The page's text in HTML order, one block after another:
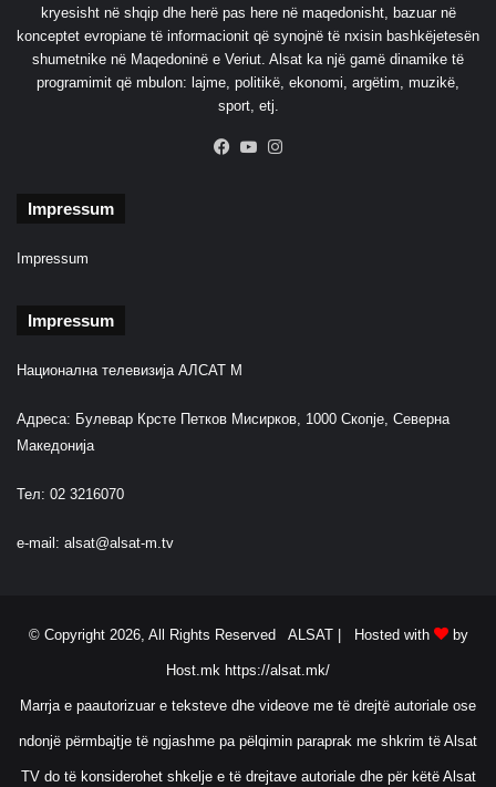
kryesisht në shqip dhe herë pas here në maqedonisht, bazuar në
konceptet evropiane të informacionit që synojnë të nxisin bashkëjetesën
shumetnike në Maqedoninë e Veriut. Alsat ka një gamë dinamike të
programimit që mbulon: lajme, politikë, ekonomi, argëtim, muzikë,
sport, etj.
Facebook
YouTube
Impressum
Impressum
Impressum
Национална телевизија АЛСАТ М
Адреса: Булевар Крсте Петков Мисирков, 1000 Скопје, Северна
Македонија
Тел: 02 3216070
e-mail: alsat@alsat-m.tv
© Copyright 2026, All Rights Reserved ALSAT | Hosted with by
Host.mk https://alsat.mk/
Marrja e paautorizuar e teksteve dhe videove me të drejtë autoriale ose
ndonjë përmbajtje të ngjashme pa pëlqimin paraprak me shkrim të Alsat
TV do të konsiderohet shkelje e të drejtave autoriale dhe për këtë Alsat